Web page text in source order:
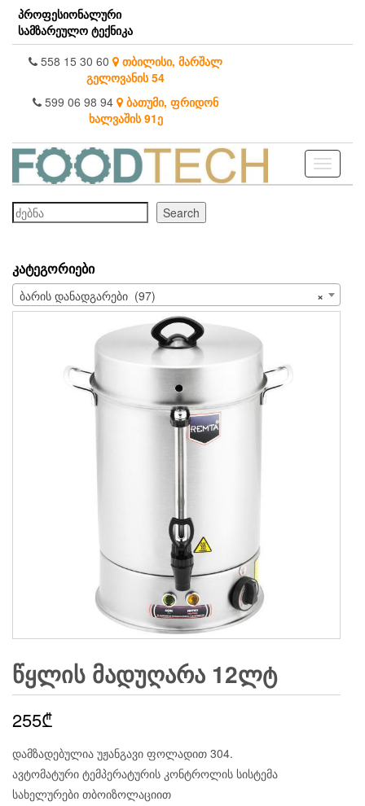
Skip
the
content
პროფესიონალური
სამზარეულო ტექნიკა
558 15 30 60 თბილისი, მარშალ
გელოვანის 54
599 06 98 94 ბათუმი, ფრიდონ
ხალვაშის 91ე
Toggle
ძებნა
Search
ᲙᲐᲢᲔᲒᲝᲠᲘᲔᲑᲘ
×
ბარის დანადგარები (97)
ᲬᲧᲚᲘᲡ ᲛᲐᲓᲣᲦᲐᲠᲐ 12ᲚᲢ
255₾
დამზადებულია უჟანგავი ფოლადით 304.
ავტომატური ტემპერატურის კონტროლის სისტემა
სახელურები თბოიზოლაციით